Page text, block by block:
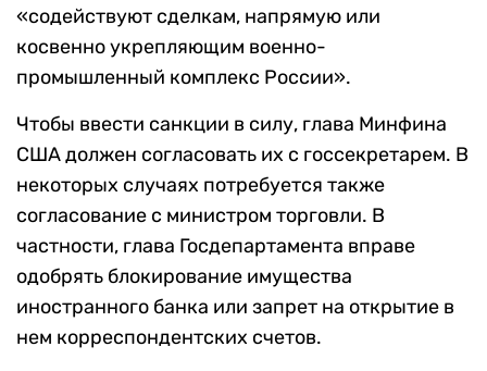
«содействуют сделкам, напрямую или
косвенно укрепляющим военно-
промышленный комплекс России».
Чтобы ввести санкции в силу, глава Минфина
США должен согласовать их с госсекретарем. В
некоторых случаях потребуется также
согласование с министром торговли. В
частности, глава Госдепартамента вправе
одобрять блокирование имущества
иностранного банка или запрет на открытие в
нем корреспондентских счетов.